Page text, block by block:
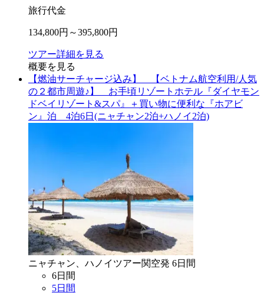
旅行代金
134,800円～395,800円
ツアー詳細を見る
概要を見る
【燃油サーチャージ込み】 【ベトナム航空利用/人気
の２都市周遊♪】 お手頃リゾートホテル『ダイヤモン
ドベイリゾート&スパ』＋買い物に便利な『ホアビ
ン』泊 4泊6日(ニャチャン2泊+ハノイ2泊)
ニャチャン、ハノイ ツアー関空発 6日間
6日間
5日間